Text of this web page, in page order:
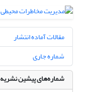
مقالات آماده انتشار
شماره جاری
شماره‌های پیشین نشریه